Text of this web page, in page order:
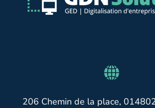
206 Chemin de la place,